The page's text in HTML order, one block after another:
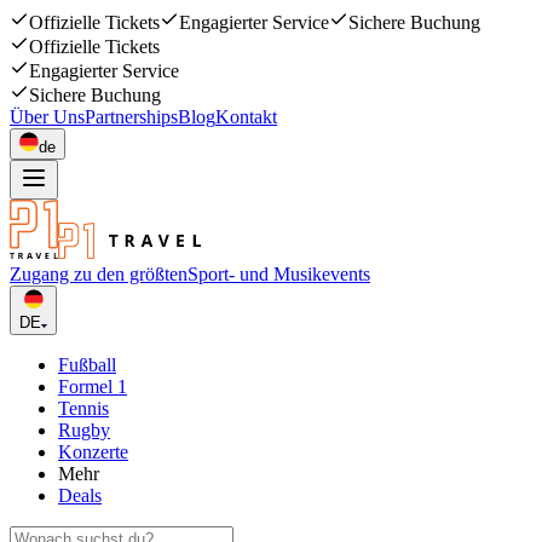
Offizielle Tickets Engagierter Service
Sichere Buchung
Offizielle Tickets
Engagierter Service
Sichere Buchung
Über UnsPartnershipsBlogKontakt
de
Zugang zu den größtenSport- und Musikevents
DE
Fußball
Formel 1
Tennis
Rugby
Konzerte
Mehr
Deals